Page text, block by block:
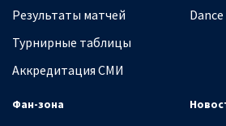
Результаты матчей
Турнирные таблицы
Аккредитация СМИ
Фан-зона